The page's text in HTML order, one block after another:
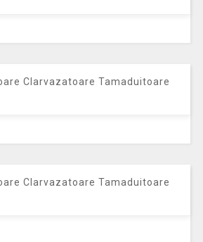
Clarvazatoare Tamaduitoare
Clarvazatoare Tamaduitoare